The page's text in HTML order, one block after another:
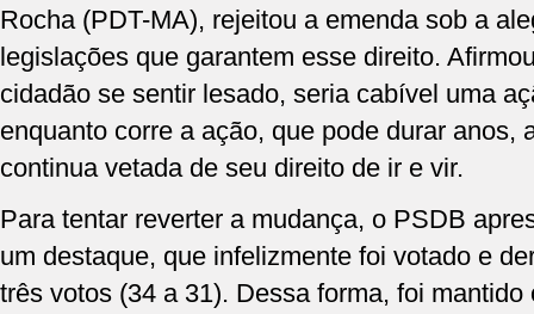
Rocha (PDT-MA), rejeitou a emenda sob a
legislações que garantem esse direito.
cidadão se sentir lesado, seria cabível uma
enquanto corre a ação, que pode durar anos,
continua vetada de seu direito de ir e vir.
Para tentar reverter a mudança, o PSDB
um destaque, que infelizmente foi votado e
três votos (34 a 31). Dessa forma, foi